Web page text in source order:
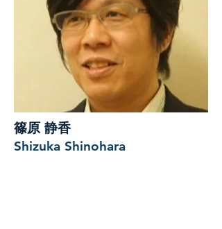
篠原 静香
Shizuka Shinohara